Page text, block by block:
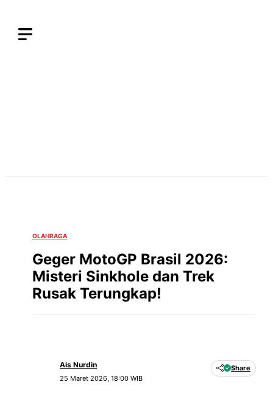
OLAHRAGA
Geger MotoGP Brasil 2026:
Misteri Sinkhole dan Trek
Rusak Terungkap!
Ais Nurdin
25 Maret 2026, 18:00 WIB
Share